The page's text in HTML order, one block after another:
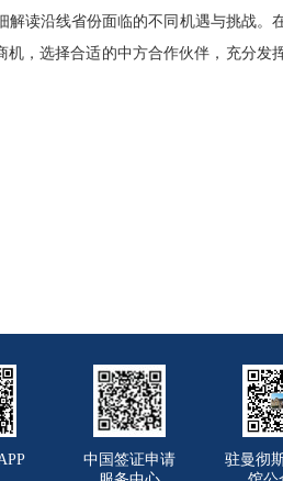
解读沿线省份面临的不同机遇与挑战。
机，选择合适的中方合作伙伴，充分发
中国签证申请
驻曼彻